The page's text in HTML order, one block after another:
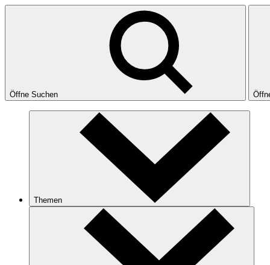
Öffne Suchen
Themen